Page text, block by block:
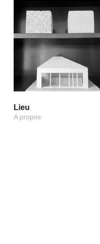
Lieu
A propos